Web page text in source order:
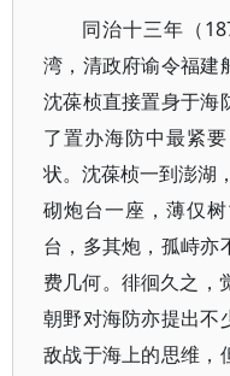
同治十三年（
湾，清政府谕令福建
沈葆桢直接置身于海
了置办海防中最紧
状。沈葆桢一到澎湖
砌炮台一座，薄仅
台，多其炮，孤峙亦
费几何。徘徊久之，
朝野对海防亦提出不
敌战于海上的思维，